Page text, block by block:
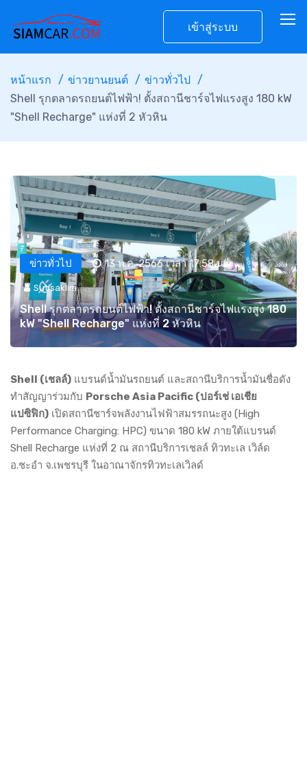
เข้าสู่ระบบ
หน้าแรก ข่าวยานยนต์
ข่าวทั่วไป
Shell รุกตลาดรถยนต์ไฟฟ้า! ตั้งสถานีชาร์จไฟแรงสูง 180 kW
"Shell Recharge" แห่งที่ 2 หัวหิน
ข่าวทั่วไป 13 พ.ค. 2566 เวลา 17:58 น.
Sutisaklim
Shell รุกตลาดรถยนต์ไฟฟ้า! ตั้งสถานีชาร์จไฟแรงสูง 180
kW "Shell Recharge" แห่งที่ 2 หัวหิน
Shell (เชลล์) แบรนด์น้ำมันรถยนต์ และสถานีบริการน้ำมันชื่อดัง
ทำสัญญาร่วมกับ Porsche Asia Pacific (ปอร์เช่ เอเชีย
แปซิฟิก) เปิดสถานีชาร์จพลังงานไฟฟ้าสมรรถนะสูง (High
Performance Charging: HPC) ขนาด 180 kW ภายใต้แบรนด์
Shell Recharge แห่งที่ 2 ณ สถานีบริการเชลล์ ทิวทะเล เวิล์ด
อ.ชะอำ จ.เพชรบุรี ในอาณาจักรทิวทะเลเวิลด์